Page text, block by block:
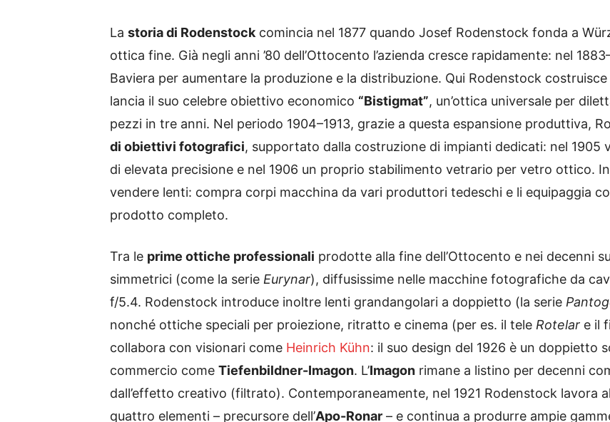
La storia di Rodenstock comincia nel 1877 quando Josef Rodenstock fonda a
ottica fine. Già negli anni ’80 dell’Ottocento l’azienda cresce rapidamente: nel
Baviera per aumentare la produzione e la distribuzione. Qui Rodenstock
lancia il suo celebre obiettivo economico “Bistigmat”, un’ottica universale per
pezzi in tre anni. Nel periodo 1904–1913, grazie a questa espansione produttiva,
di obiettivi fotografici, supportato dalla costruzione di impianti dedicati: nel 1905
di elevata precisione e nel 1906 un proprio stabilimento vetrario per vetro ottico.
vendere lenti: compra corpi macchina da vari produttori tedeschi e li equipaggia
prodotto completo.
Tra le prime ottiche professionali prodotte alla fine dell’Ottocento e nei decenni
simmetrici (come la serie Eurynar), diffusissime nelle macchine fotografiche da
f/5.4. Rodenstock introduce inoltre lenti grandangolari a doppietto (la serie
nonché ottiche speciali per proiezione, ritratto e cinema (per es. il tele Rotelar e il
collabora con visionari come Heinrich Kühn: il suo design del 1926 è un doppietto
commercio come Tiefenbildner-Imagon. L’Imagon rimane a listino per decenni
dall’effetto creativo (filtrato). Contemporaneamente, nel 1921 Rodenstock lavora
quattro elementi – precursore dell’Apo-Ronar – e continua a produrre ampie